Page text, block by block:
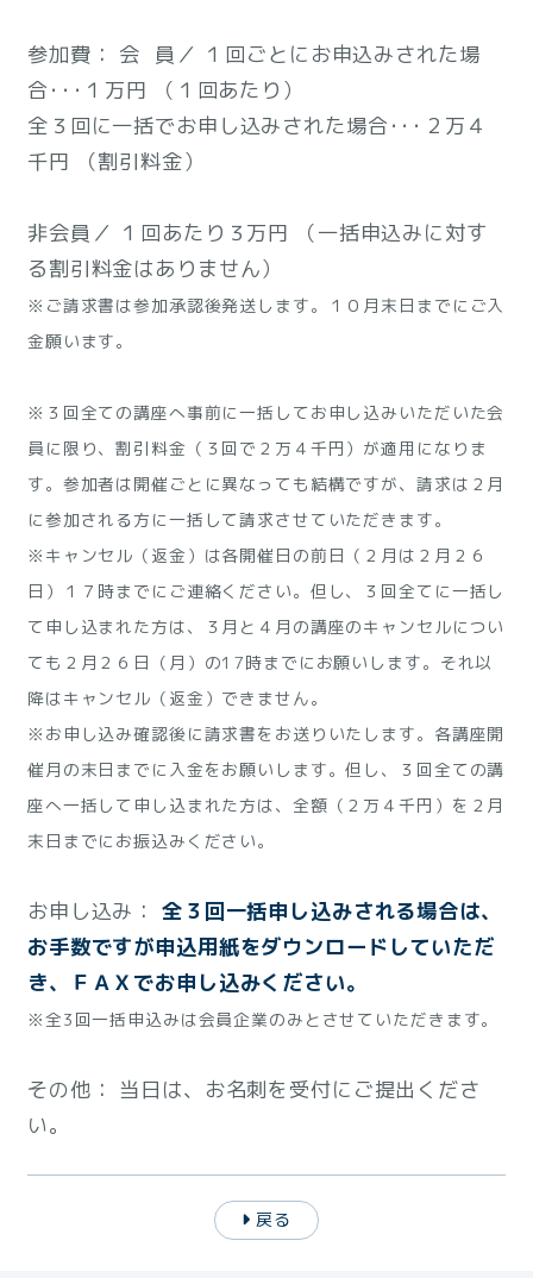
参加費： 会 員／ １回ごとにお申込みされた場
合･･･１万円 （１回あたり）
全３回に一括でお申し込みされた場合･･･２万４
千円 （割引料金）
非会員／ １回あたり３万円 （一括申込みに対す
る割引料金はありません）
※ご請求書は参加承認後発送します。１０月末日までにご入
金願います。
※３回全ての講座へ事前に一括してお申し込みいただいた会
員に限り、割引料金（３回で２万４千円）が適用になりま
す。参加者は開催ごとに異なっても結構ですが、請求は２月
に参加される方に一括して請求させていただきます。
※キャンセル（返金）は各開催日の前日（２月は２月２６
日）１７時までにご連絡ください。但し、３回全てに一括し
て申し込まれた方は、３月と４月の講座のキャンセルについ
ても２月２６日（月）の17時までにお願いします。それ以
降はキャンセル（返金）できません。
※お申し込み確認後に請求書をお送りいたします。各講座開
催月の末日までに入金をお願いします。但し、３回全ての講
座へ一括して申し込まれた方は、全額（２万４千円）を２月
末日までにお振込みください。
お申し込み： 全３回一括申し込みされる場合は、
お手数ですが申込用紙をダウンロードしていただ
き、ＦＡＸでお申し込みください。
※全3回一括申込みは会員企業のみとさせていただきます。
その他： 当日は、お名刺を受付にご提出くださ
い。
戻る